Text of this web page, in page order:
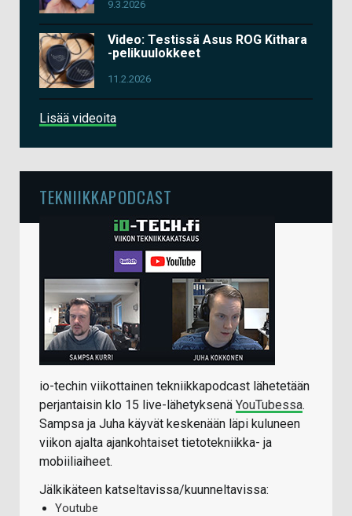
9.3.2026
Video: Testissä Asus ROG Kithara
-pelikuulokkeet
11.2.2026
Lisää videoita
TEKNIIKKAPODCAST
io-techin viikottainen tekniikkapodcast lähetetään
perjantaisin klo 15 live-lähetyksenä YouTubessa.
Sampsa ja Juha käyvät keskenään läpi kuluneen
viikon ajalta ajankohtaiset tietotekniikka- ja
mobiiliaiheet.
Jälkikäteen katseltavissa/kuunneltavissa:
Youtube